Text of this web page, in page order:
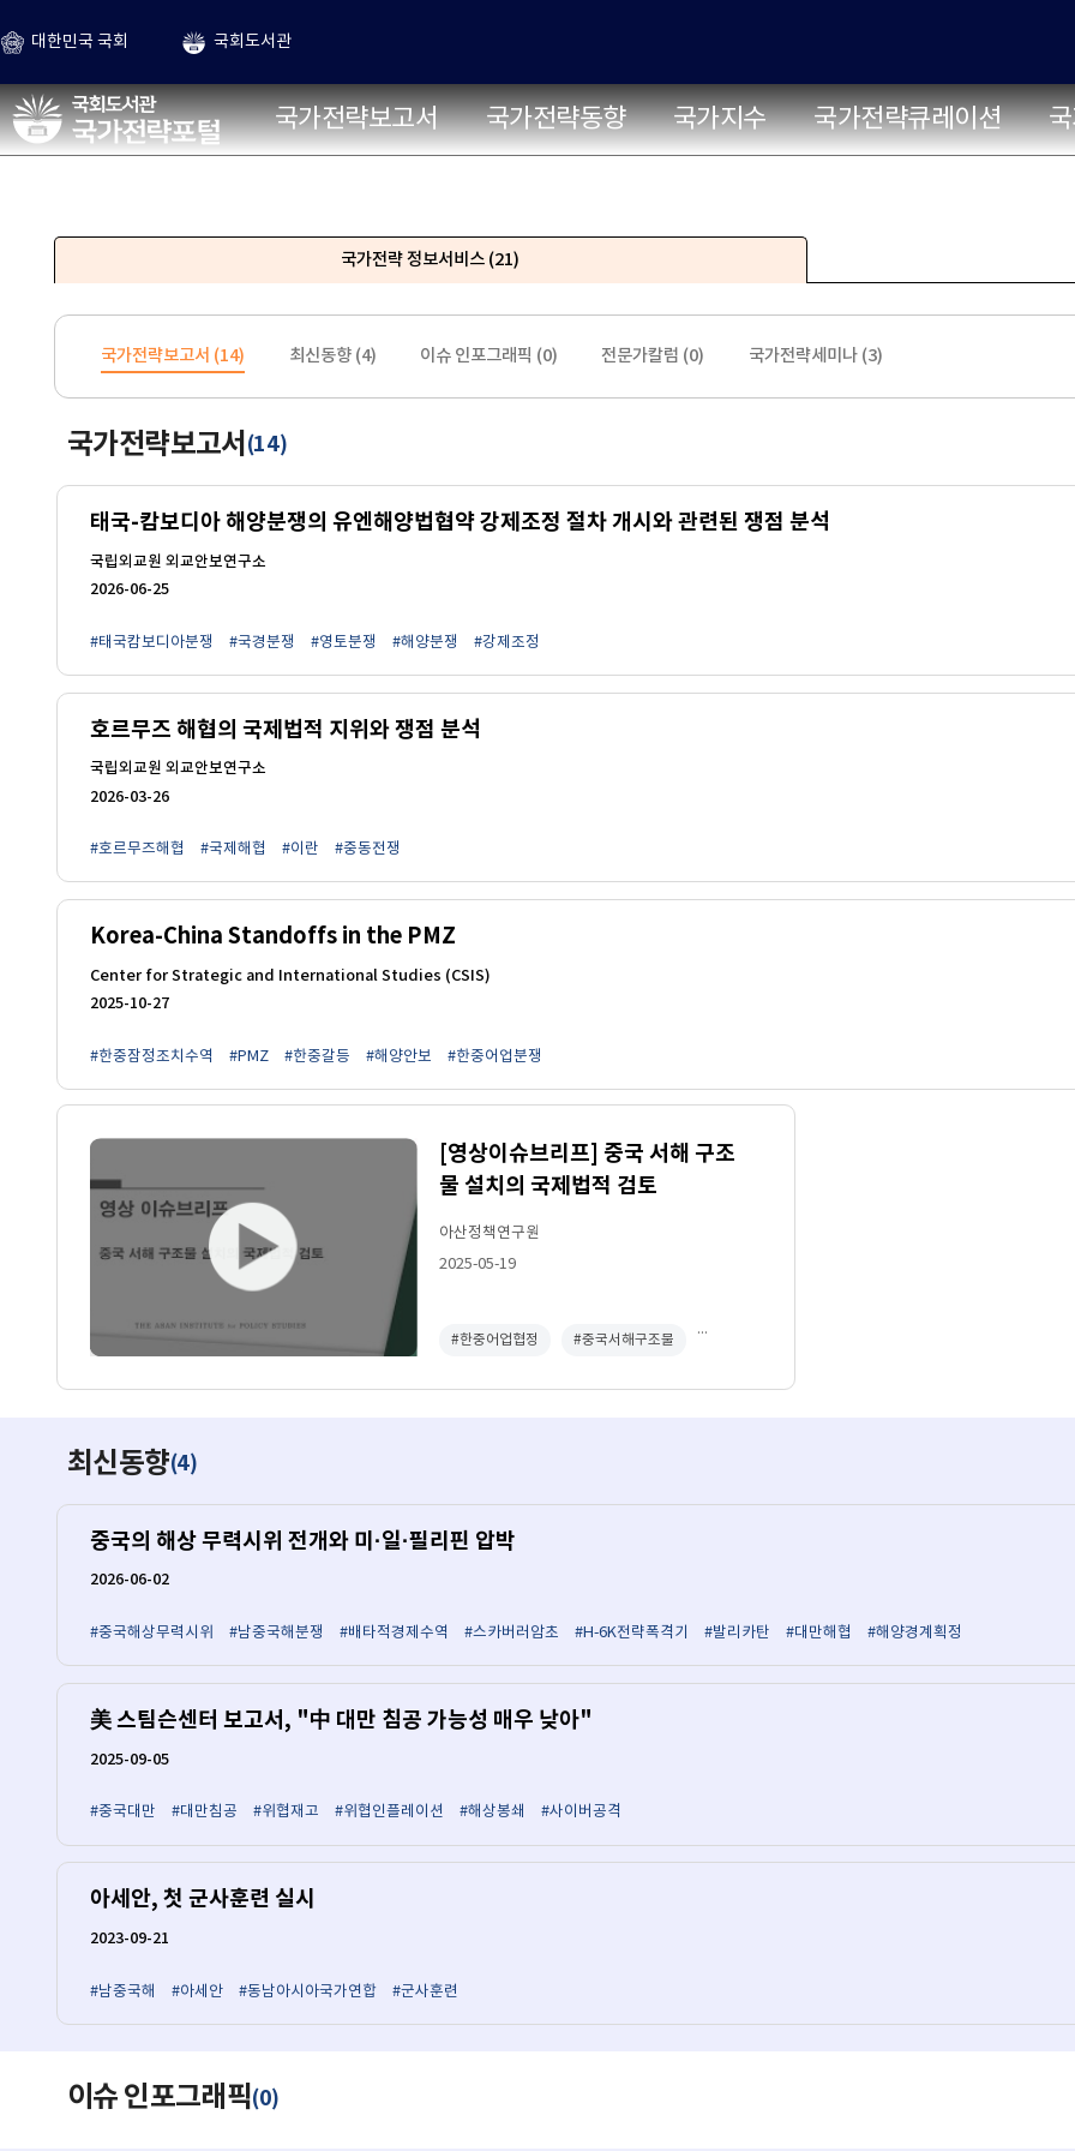
대한민국 국회 국회도서관
국가전략포털 국가전략보고서 국가전략동향 국가지수 국가전략큐레이션
국가전략 정보서비스 (21)
국가전략보고서 (14) 최신동향 (4) 이슈 인포그래픽 (0) 전문가칼럼 (0) 국가전략세미나 (3)
국가전략보고서 (14)
태국-캄보디아 해양분쟁의 유엔해양법협약 강제조정 절차 개시와 관련된 쟁점 분석
국립외교원 외교안보연구소
2026-06-25
#태국캄보디아분쟁 #국경분쟁 #영토분쟁 #해양분쟁 #강제조정
호르무즈 해협의 국제법적 지위와 쟁점 분석
국립외교원 외교안보연구소
2026-03-26
#호르무즈해협 #국제해협 #이란 #중동전쟁
Korea-China Standoffs in the PMZ
Center for Strategic and International Studies (CSIS)
2025-10-27
#한중잠정조치수역 #PMZ #한중갈등 #해양안보 #한중어업분쟁
[영상이슈브리프] 중국 서해 구조
물 설치의 국제법적 검토
아산정책연구원
2025-05-19
#한중어업협정 #중국서해구조물
...
최신동향(4)
중국의 해상 무력시위 전개와 미·일·필리핀 압박
2026-06-02
#중국해상무력시위 #남중국해분쟁 #배타적경제수역 #스카버러암초 #H-6K전략폭격기 #발리카탄 #대만해협 #해양경계획정
美 스팀슨센터 보고서, "中 대만 침공 가능성 매우 낮아"
2025-09-05
#중국대만 #대만침공 #위협재고 #위협인플레이션 #해상봉쇄 #사이버공격
아세안, 첫 군사훈련 실시
2023-09-21
#남중국해 #아세안 #동남아시아국가연합 #군사훈련
이슈 인포그래픽(0)